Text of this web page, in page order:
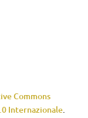
Commons
Internazionale.